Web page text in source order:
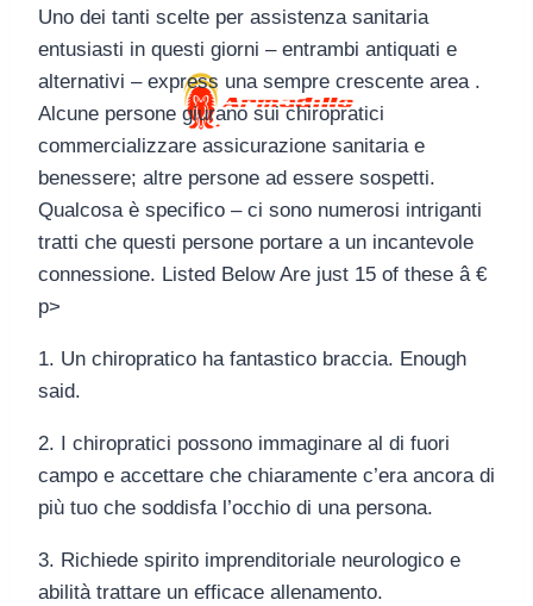
Uno dei tanti scelte per assistenza sanitaria
entusiasti in questi giorni – entrambi antiquati e
alternativi – express una sempre crescente area .
Alcune persone giurano sui chiropratici
commercializzare assicurazione sanitaria e
benessere; altre persone ad essere sospetti.
Qualcosa è specifico – ci sono numerosi intriganti
tratti che questi persone portare a un incantevole
connessione. Listed Below Are just 15 of these â €
p>
1. Un chiropratico ha fantastico braccia. Enough
said.
2. I chiropratici possono immaginare al di fuori
campo e accettare che chiaramente c’era ancora di
più tuo che soddisfa l’occhio di una persona.
3. Richiede spirito imprenditoriale neurologico e
abilità trattare un efficace allenamento.